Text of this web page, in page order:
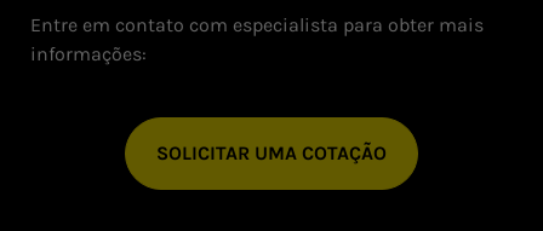
Entre em contato com especialista para obter mais
informações:
SOLICITAR UMA COTAÇÃO